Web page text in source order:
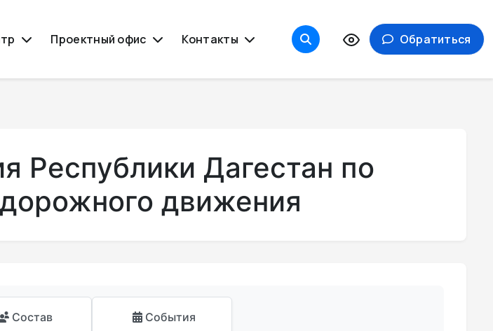
Проектный офис Контакты Обратиться
Республики Дагестан по
движения
Состав События